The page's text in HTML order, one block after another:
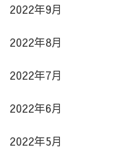
2022年9月
2022年8月
2022年7月
2022年6月
2022年5月